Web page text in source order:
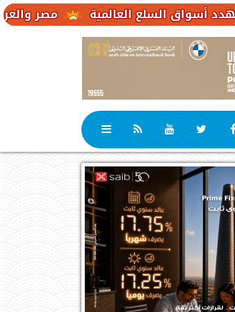
مصر والعراق يبحثان العالمية
رياضة